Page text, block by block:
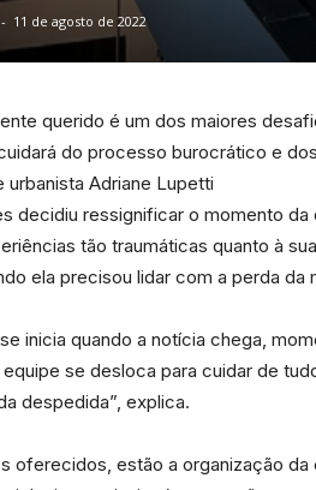
- 11 de agosto de 2022
querido é um dos maiores
do processo burocrático e
urbanista Adriane Lupetti
decidiu ressignificar o momento
tão traumáticas quanto à
ela precisou lidar com a perda da
inicia quando a notícia chega,
se desloca para cuidar de
despedida”, explica.
oferecidos, estão a organização